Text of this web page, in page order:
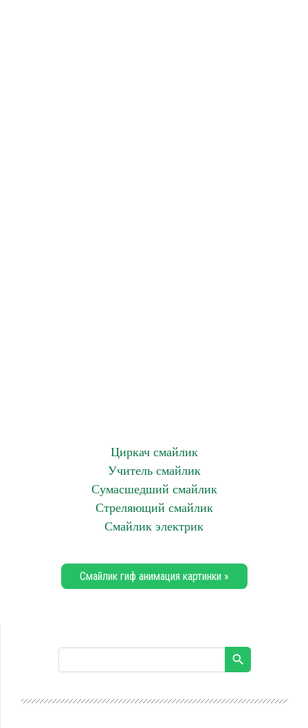
Циркач смайлик
Учитель смайлик
Сумасшедший смайлик
Стреляющий смайлик
Смайлик электрик
Смайлик гиф анимация картинки »